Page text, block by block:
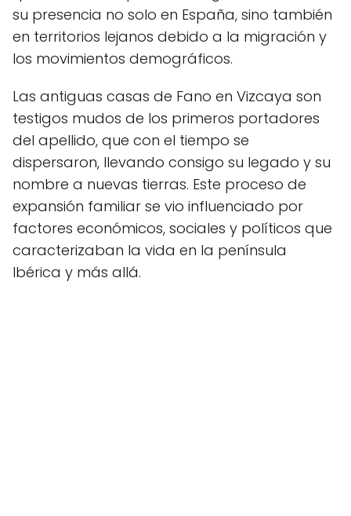
su presencia no solo en España, sino también
en territorios lejanos debido a la migración y
los movimientos demográficos.
Las antiguas casas de Fano en Vizcaya son
testigos mudos de los primeros portadores
del apellido, que con el tiempo se
dispersaron, llevando consigo su legado y su
nombre a nuevas tierras. Este proceso de
expansión familiar se vio influenciado por
factores económicos, sociales y políticos que
caracterizaban la vida en la península
Ibérica y más allá.